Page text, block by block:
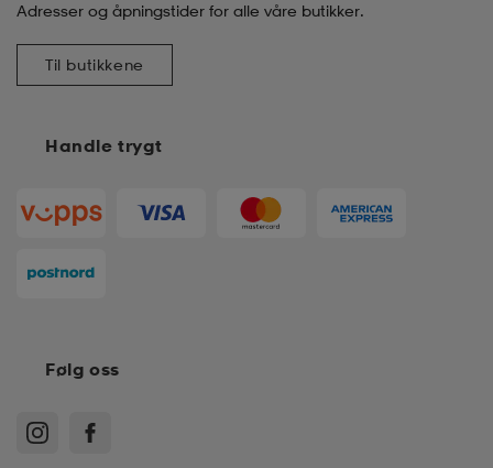
Handle trygt
Adresser og åpningstider for alle våre butikker.
Til butikkene
Følg oss